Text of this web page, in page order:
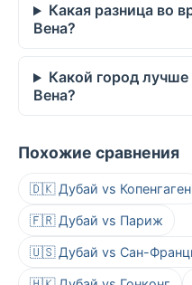
Какая разница во
Вена?
Какой город
Вена?
Похожие сравнения
🇩🇰 Дубай vs Копенгаген
🇫🇷 Дубай vs Париж
🇺🇸 Дубай vs Сан-